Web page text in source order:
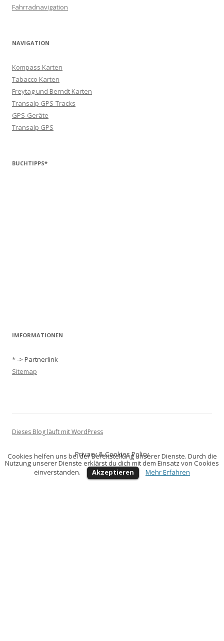
Fahrradnavigation
NAVIGATION
Kompass Karten
Tabacco Karten
Freytag und Berndt Karten
Transalp GPS-Tracks
GPS-Geräte
Transalp GPS
BUCHTIPPS*
IMFORMATIONEN
* -> Partnerlink
Sitemap
Dieses Blog läuft mit WordPress
Cookies helfen uns bei der Bereitstellung unserer Dienste. Durch die
Nutzung unserer Dienste erklärst du dich mit dem Einsatz von Cookies
einverstanden.
Akzeptieren Mehr Erfahren
Privacy & Cookies Policy